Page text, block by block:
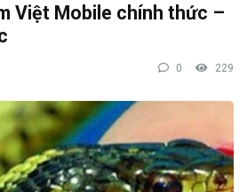
Việt Mobile chính thức –
0 229